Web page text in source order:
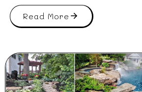
Read More